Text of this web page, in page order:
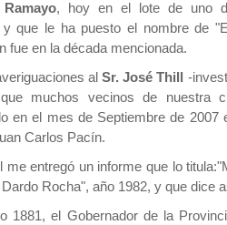
, hoy en el lote de uno
y que le ha puesto el nombre de
fue en la década mencionada.
alSr. José Thill
-
muchos vecinos de nuestra
en el mes de Septiembre de 2007
Carlos Pacín.
me entregó un informe que lo
Rocha", año 1982, y que dice
1881, el Gobernador de la